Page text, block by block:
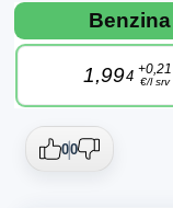
Precios
Consulta losBenzina
1,994 +0,21
€/l srv
00